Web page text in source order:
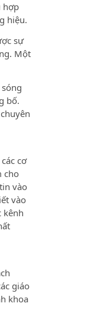
hợp
hiệu.
sự
Một
bố.
cơ
cho
vào
vào
kênh
giáo
khoa